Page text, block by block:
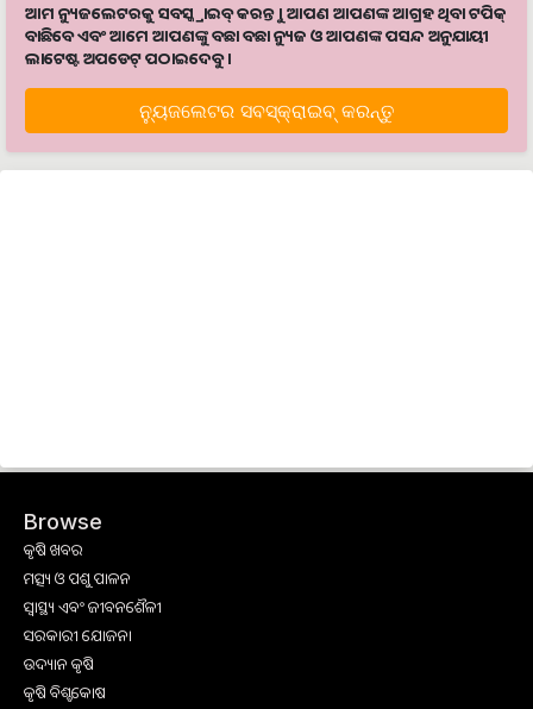
ଆମ ନ୍ୟୁଜଲେଟରକୁ ସବସ୍କ୍ରାଇବ୍ କରନ୍ତୁ । ଆପଣ ଆପଣଙ୍କ ଆଗ୍ରହ ଥିବା ଟପିକ୍‌
ବାଛିବେ ଏବଂ ଆମେ ଆପଣଙ୍କୁ ବଛା ବଛା ନ୍ୟୁଜ ଓ ଆପଣଙ୍କ ପସନ୍ଦ ଅନୁଯାୟୀ
ଲାଟେଷ୍ଟ ଅପଡେଟ୍‌ ପଠାଇଦେବୁ ।
ନ୍ୟୁଜଲେଟର ସବସ୍କ୍ରାଇବ୍‌ କରନ୍ତୁ
Browse
କୃଷି ଖବର
ମତ୍ସ୍ୟ ଓ ପଶୁ ପାଳନ
ସ୍ୱାସ୍ଥ୍ୟ ଏବଂ ଜୀବନଶୈଳୀ
ସରକାରୀ ଯୋଜନା
ଉଦ୍ୟାନ କୃଷି
କୃଷି ବିଶ୍ବକୋଷ